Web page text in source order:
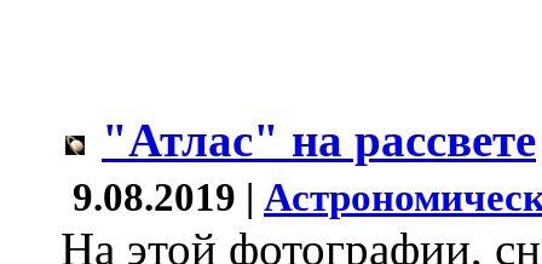
"Атлас" на рассвете
9.08.2019 |
На этой фотографии,